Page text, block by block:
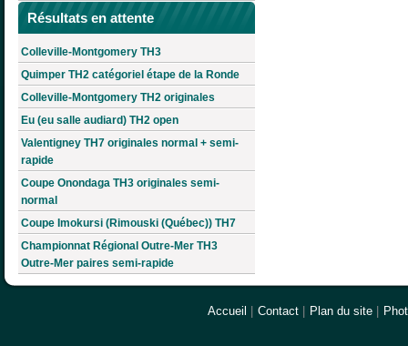
Résultats en attente
Colleville-Montgomery TH3
Quimper TH2 catégoriel étape de la Ronde
Colleville-Montgomery TH2 originales
Eu (eu salle audiard) TH2 open
Valentigney TH7 originales normal + semi-
rapide
Coupe Onondaga TH3 originales semi-
normal
Coupe Imokursi (Rimouski (Québec)) TH7
Championnat Régional Outre-Mer TH3
Outre-Mer paires semi-rapide
Accueil Contact Plan du site